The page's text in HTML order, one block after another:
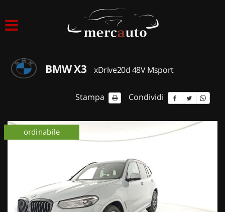
ACQUISTIAMO USATO
NOLEGGIO AUTO
NOLEGGIO BREVE TERMINE
BMW X3 xDrive20d 48V Msport
Stampa Condividi
ordinabile